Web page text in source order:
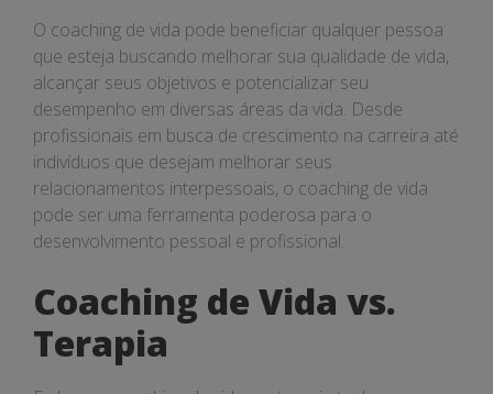
O coaching de vida pode beneficiar qualquer pessoa
que esteja buscando melhorar sua qualidade de vida,
alcançar seus objetivos e potencializar seu
desempenho em diversas áreas da vida. Desde
profissionais em busca de crescimento na carreira até
indivíduos que desejam melhorar seus
relacionamentos interpessoais, o coaching de vida
pode ser uma ferramenta poderosa para o
desenvolvimento pessoal e profissional.
Coaching de Vida vs.
Terapia